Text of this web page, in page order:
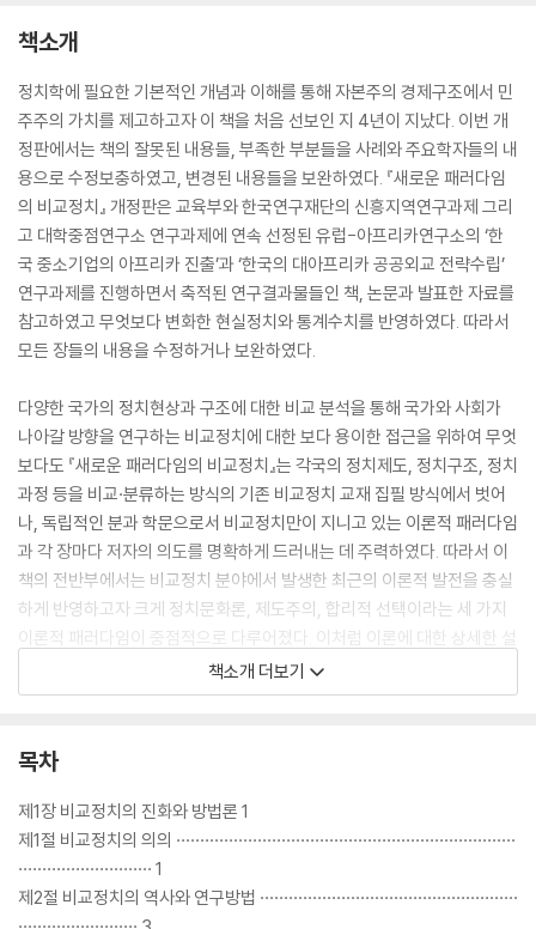
책소개
정치학에 필요한 기본적인 개념과 이해를 통해 자본주의 경제구조에서 민
주주의 가치를 제고하고자 이 책을 처음 선보인 지 4년이 지났다. 이번 개
정판에서는 책의 잘못된 내용들, 부족한 부분들을 사례와 주요학자들의 내
용으로 수정보충하였고, 변경된 내용들을 보완하였다. 『새로운 패러다임
의 비교정치』 개정판은 교육부와 한국연구재단의 신흥지역연구과제 그리
고 대학중점연구소 연구과제에 연속 선정된 유럽-아프리카연구소의 ‘한
국 중소기업의 아프리카 진출’과 ‘한국의 대아프리카 공공외교 전략수립’
연구과제를 진행하면서 축적된 연구결과물들인 책, 논문과 발표한 자료를
참고하였고 무엇보다 변화한 현실정치와 통계수치를 반영하였다. 따라서
모든 장들의 내용을 수정하거나 보완하였다.
다양한 국가의 정치현상과 구조에 대한 비교 분석을 통해 국가와 사회가
나아갈 방향을 연구하는 비교정치에 대한 보다 용이한 접근을 위하여 무엇
보다도 『새로운 패러다임의 비교정치』는 각국의 정치제도, 정치구조, 정치
과정 등을 비교·분류하는 방식의 기존 비교정치 교재 집필 방식에서 벗어
나, 독립적인 분과 학문으로서 비교정치만이 지니고 있는 이론적 패러다임
과 각 장마다 저자의 의도를 명확하게 드러내는 데 주력하였다. 따라서 이
책의 전반부에서는 비교정치 분야에서 발생한 최근의 이론적 발전을 충실
하게 반영하고자 크게 정치문화론, 제도주의, 합리적 선택이라는 세 가지
이론적 패러다임이 중점적으로 다루어졌다. 이처럼 이론에 대한 상세한 설
명과 더불어 자칫 추상적인 논의에 머물 수 있는 위험을 극복하기 위하여
각각의 이론적 접근을 이해하기 위한 적절한 적용 사례들을 제시하였다.
제, 정치발전론과 민주주의 공고화, 사회운동, 세계화 등 비교정치의 구체
책소개 더보기
목차
제1장 비교정치의 진화와 방법론 1
제1절 비교정치의 의의 ·······································································
···························· 1
제2절 비교정치의 역사와 연구방법 ······················································